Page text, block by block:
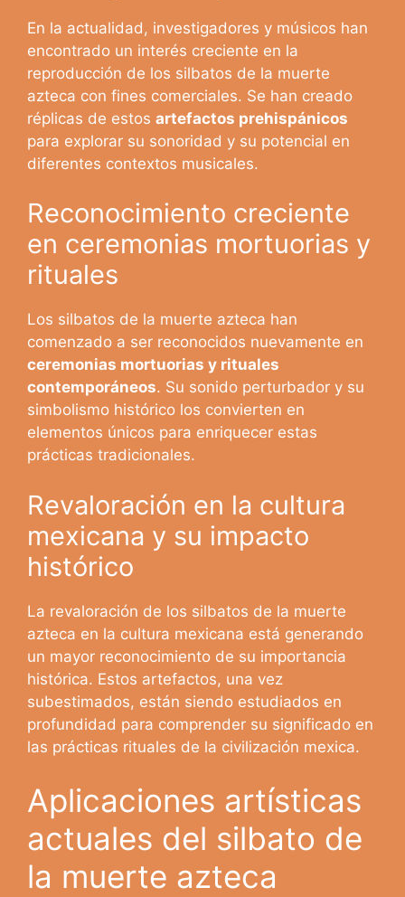
En la actualidad, investigadores y músicos han
encontrado un interés creciente en la
reproducción de los silbatos de la muerte
azteca con fines comerciales. Se han creado
réplicas de estos artefactos prehispánicos
para explorar su sonoridad y su potencial en
diferentes contextos musicales.
Reconocimiento creciente
en ceremonias mortuorias y
rituales
Los silbatos de la muerte azteca han
comenzado a ser reconocidos nuevamente en
ceremonias mortuorias y rituales
contemporáneos. Su sonido perturbador y su
simbolismo histórico los convierten en
elementos únicos para enriquecer estas
prácticas tradicionales.
Revaloración en la cultura
mexicana y su impacto
histórico
La revaloración de los silbatos de la muerte
azteca en la cultura mexicana está generando
un mayor reconocimiento de su importancia
histórica. Estos artefactos, una vez
subestimados, están siendo estudiados en
profundidad para comprender su significado en
las prácticas rituales de la civilización mexica.
Aplicaciones artísticas
actuales del silbato de
la muerte azteca